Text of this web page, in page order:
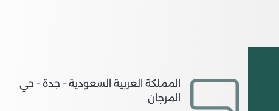
المملكة العربية السعودية – جدة - حي
المرجان